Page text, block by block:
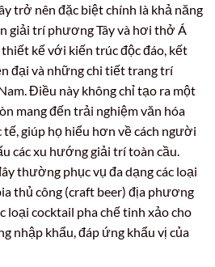
trở nên đặc biệt chính là khả năng
giải trí phương Tây và hơi thở Á
kế với kiến trúc độc đáo, kết
đại và những chi tiết trang trí
Điều này không chỉ tạo ra một
mang đến trải nghiệm văn hóa
tế, giúp họ hiểu hơn về cách người
các xu hướng giải trí toàn cầu.
thường phục vụ đa dạng các loại
thủ công (craft beer) địa phương
loại cocktail pha chế tinh xảo cho
nhập khẩu, đáp ứng khẩu vị của